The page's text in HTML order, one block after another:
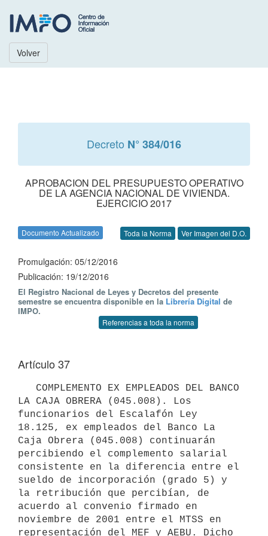
Volver
Decreto N° 384/016
APROBACION DEL PRESUPUESTO OPERATIVO
DE LA AGENCIA NACIONAL DE VIVIENDA.
EJERCICIO 2017
Documento Actualizado Toda la Norma Ver Imagen del D.O.
Promulgación: 05/12/2016
Publicación: 19/12/2016
El Registro Nacional de Leyes y Decretos del presente
semestre se encuentra disponible en la Librería Digital de
IMPO.
Referencias a toda la norma
Artículo 37
LA CAJA OBRERA (045.008). Los
funcionarios del Escalafón Ley
18.125, ex empleados del Banco La
Caja Obrera (045.008) continuarán
percibiendo el complemento salarial
consistente en la diferencia entre el
sueldo de incorporación (grado 5) y
la retribución que percibían, de
acuerdo al convenio firmado en
noviembre de 2001 entre el MTSS en
representación del MEF y AEBU. Dicho